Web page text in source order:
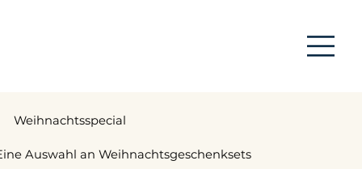
Weihnachtsspecial
Auswahl an Weihnachtsgeschenksets